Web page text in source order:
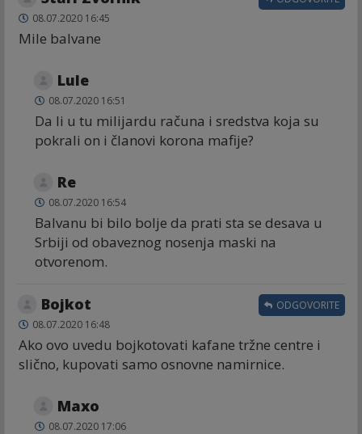
08.07.2020 16:45
Mile balvane
Lule
08.07.2020 16:51
Da li u tu milijardu računa i sredstva koja su
pokrali on i članovi korona mafije?
Re
08.07.2020 16:54
Balvanu bi bilo bolje da prati sta se desava u
Srbiji od obaveznog nosenja maski na
otvorenom.
Bojkot
08.07.2020 16:48
Ako ovo uvedu bojkotovati kafane tržne centre i
slično, kupovati samo osnovne namirnice.
ODGOVORITE
Maxo
08.07.2020 17:06